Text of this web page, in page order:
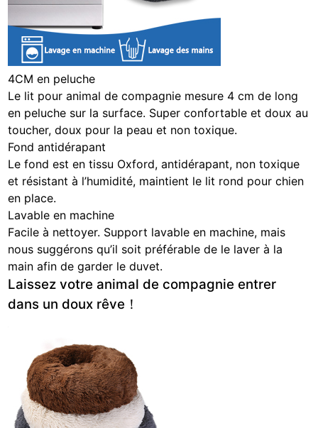
4CM en peluche
Le lit pour animal de compagnie mesure 4 cm de long
en peluche sur la surface. Super confortable et doux au
toucher, doux pour la peau et non toxique.
Fond antidérapant
Le fond est en tissu Oxford, antidérapant, non toxique
et résistant à l’humidité, maintient le lit rond pour chien
en place.
Lavable en machine
Facile à nettoyer. Support lavable en machine, mais
nous suggérons qu’il soit préférable de le laver à la
main afin de garder le duvet.
Laissez votre animal de compagnie entrer
dans un doux rêve！